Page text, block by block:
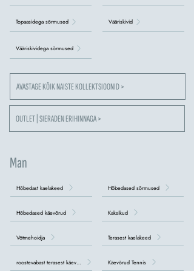
Topaasidega sõrmused
Vääriskividega sõrmused
Vääriskivid
AVASTAGE KÕIK NAISTE KOLLEKTSIOONID >
OUTLET | SIERADEN ERIHINNAGA >
Man
Hõbedast kaelakeed
Hõbedased käevõrud
Võtmehoidja
Hõbedased sõrmused
Kaksikud
Terasest kaelakeed
Käevõrud Tennis